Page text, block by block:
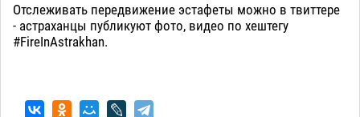
Отслеживать передвижение эстафеты можно в твиттере
- астраханцы публикуют фото, видео по хештегу
#FireInAstrakhan.